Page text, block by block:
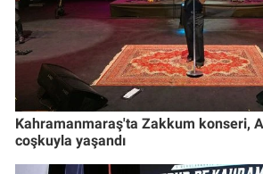
Kahramanmaraş'ta Zakkum konseri,
coşkuyla yaşandı